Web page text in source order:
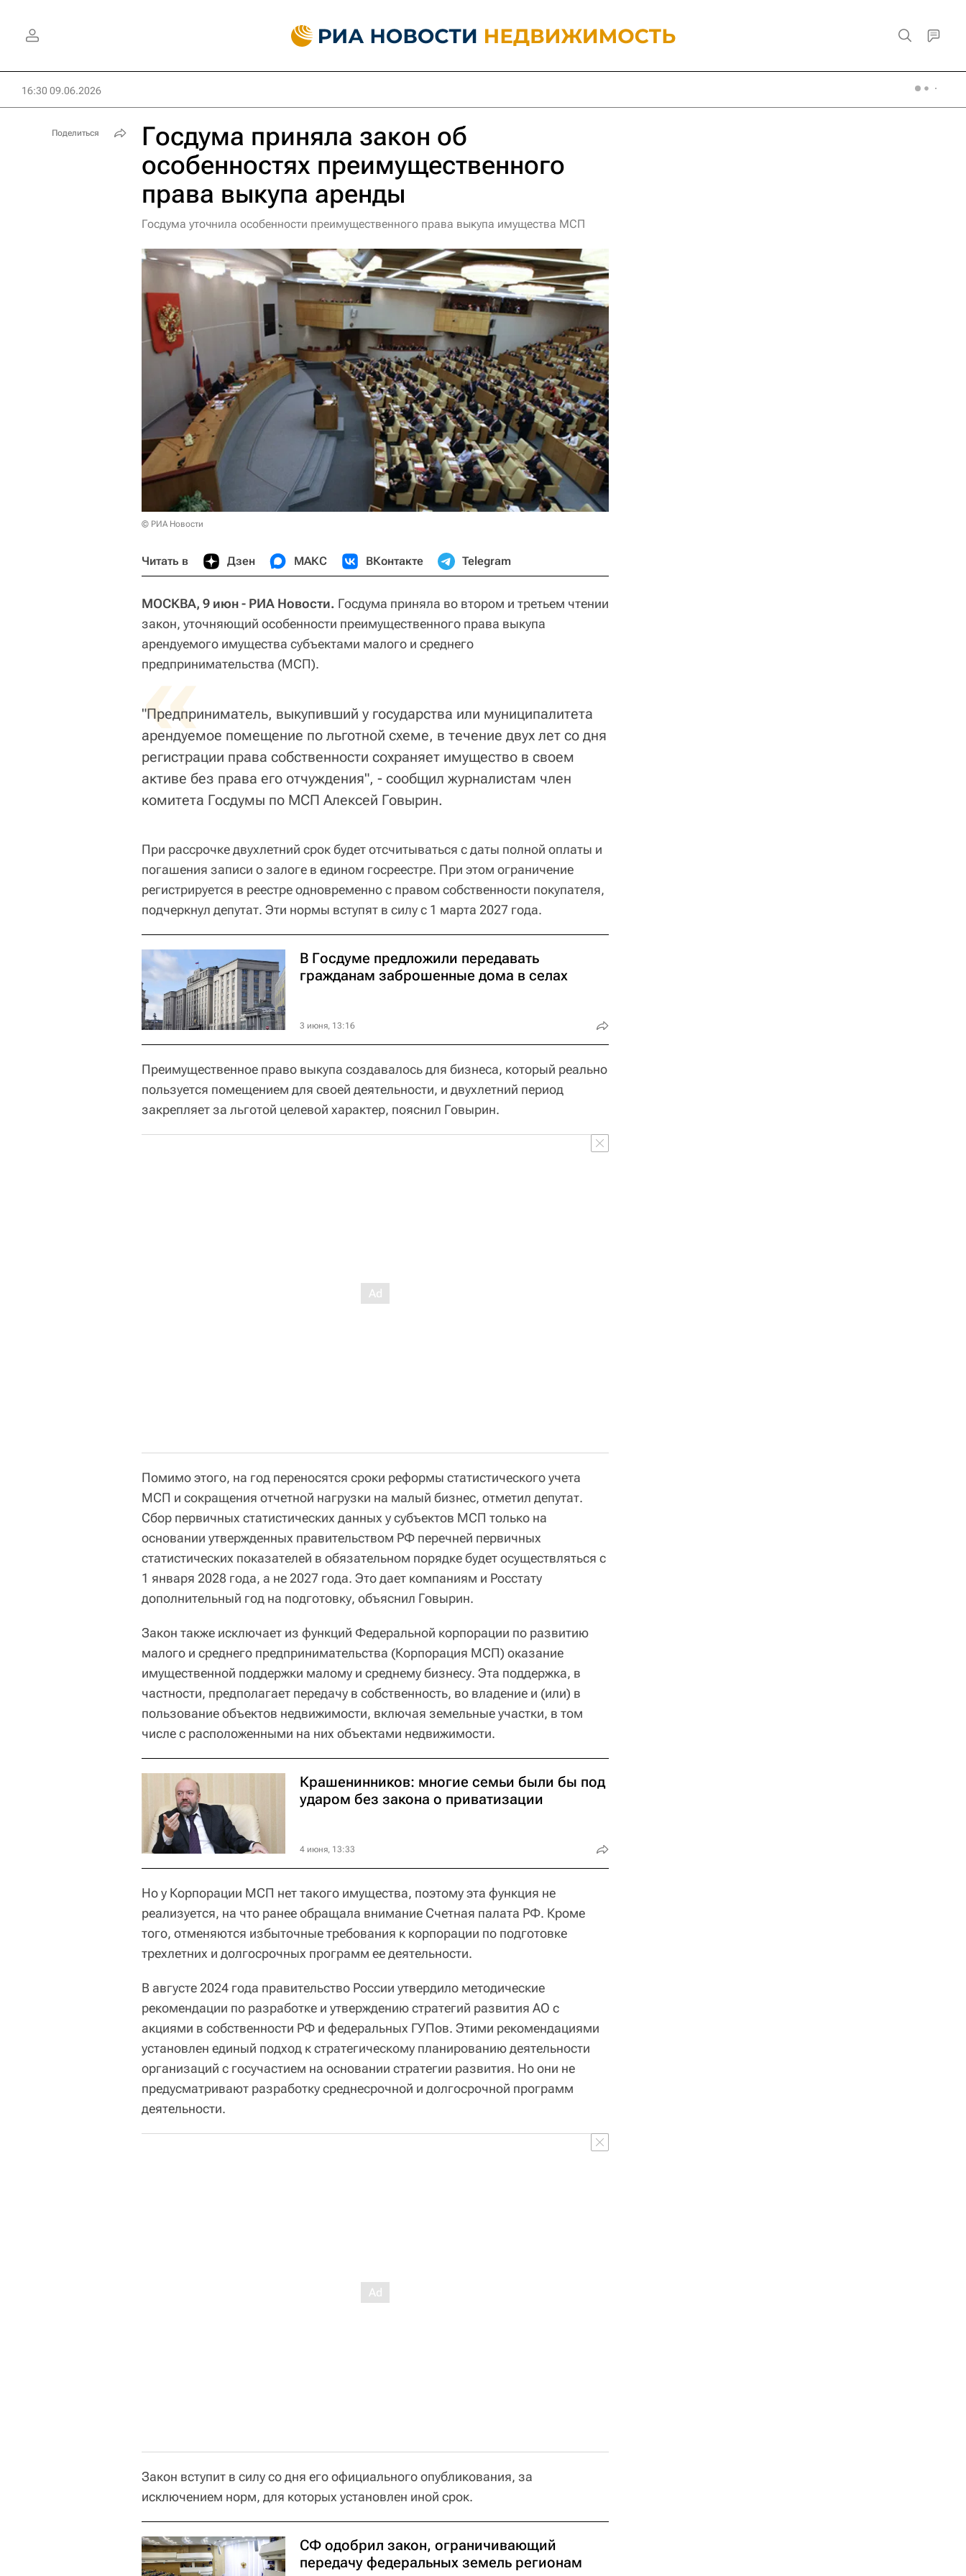
16:30 09.06.2026
Госдума приняла закон об
особенностях преимущественного
права выкупа аренды
Госдума уточнила особенности преимущественного права выкупа имущества МСП
© РИА Новости
Читать в Дзен МАКС ВКонтакте Telegram
МОСКВА, 9 июн - РИА Новости. Госдума приняла во втором и третьем чтении
закон, уточняющий особенности преимущественного права выкупа
арендуемого имущества субъектами малого и среднего
предпринимательства (МСП).
«
"Предприниматель, выкупивший у государства или муниципалитета
арендуемое помещение по льготной схеме, в течение двух лет со дня
регистрации права собственности сохраняет имущество в своем
активе без права его отчуждения", - сообщил журналистам член
комитета Госдумы по МСП Алексей Говырин.
При рассрочке двухлетний срок будет отсчитываться с даты полной оплаты и
погашения записи о залоге в едином госреестре. При этом ограничение
регистрируется в реестре одновременно с правом собственности покупателя,
подчеркнул депутат. Эти нормы вступят в силу с 1 марта 2027 года.
В Госдуме предложили передавать
гражданам заброшенные дома в селах
3 июня, 13:16
Преимущественное право выкупа создавалось для бизнеса, который реально
пользуется помещением для своей деятельности, и двухлетний период
закрепляет за льготой целевой характер, пояснил Говырин.
Помимо этого, на год переносятся сроки реформы статистического учета
МСП и сокращения отчетной нагрузки на малый бизнес, отметил депутат.
Сбор первичных статистических данных у субъектов МСП только на
основании утвержденных правительством РФ перечней первичных
статистических показателей в обязательном порядке будет осуществляться с
1 января 2028 года, а не 2027 года. Это дает компаниям и Росстату
дополнительный год на подготовку, объяснил Говырин.
Закон также исключает из функций Федеральной корпорации по развитию
малого и среднего предпринимательства (Корпорация МСП) оказание
имущественной поддержки малому и среднему бизнесу. Эта поддержка, в
частности, предполагает передачу в собственность, во владение и (или) в
пользование объектов недвижимости, включая земельные участки, в том
числе с расположенными на них объектами недвижимости.
Крашенинников: многие семьи были бы под
ударом без закона о приватизации
4 июня, 13:33
Но у Корпорации МСП нет такого имущества, поэтому эта функция не
реализуется, на что ранее обращала внимание Счетная палата РФ. Кроме
того, отменяются избыточные требования к корпорации по подготовке
трехлетних и долгосрочных программ ее деятельности.
В августе 2024 года правительство России утвердило методические
рекомендации по разработке и утверждению стратегий развития АО с
акциями в собственности РФ и федеральных ГУПов. Этими рекомендациями
установлен единый подход к стратегическому планированию деятельности
организаций с госучастием на основании стратегии развития. Но они не
предусматривают разработку среднесрочной и долгосрочной программ
деятельности.
Закон вступит в силу со дня его официального опубликования, за
исключением норм, для которых установлен иной срок.
СФ одобрил закон, ограничивающий
передачу федеральных земель регионам
Поделиться